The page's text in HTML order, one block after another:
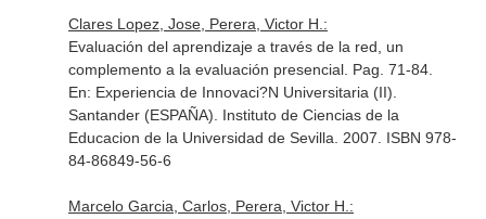
Clares Lopez, Jose, Perera, Victor H.:
Evaluación del aprendizaje a través de la red, un
complemento a la evaluación presencial. Pag. 71-84.
En: Experiencia de Innovaci?N Universitaria (II)
Santander (ESPAÑA). Instituto de Ciencias de la
Educacion de la Universidad de Sevilla. 2007. ISBN 978-
84-86849-56-6
Marcelo Garcia, Carlos, Perera, Victor H.: